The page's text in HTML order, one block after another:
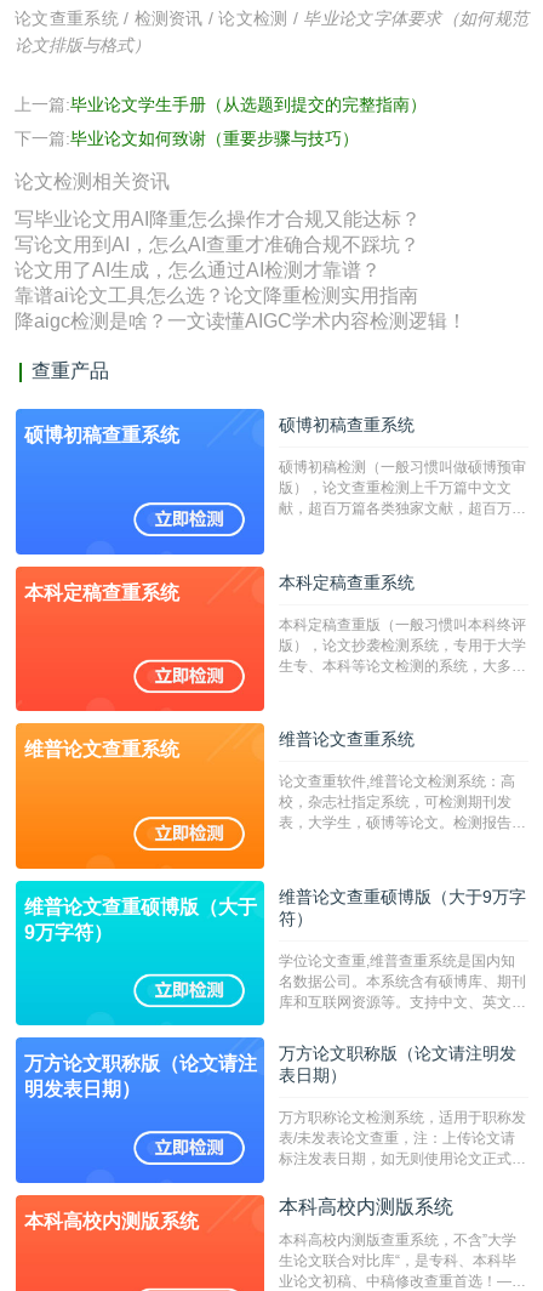
论文查重系统/ 检测资讯 /论文检测 / 毕业论文字体要求（如何规范
论文排版与格式）
上一篇:毕业论文学生手册（从选题到提交的完整指南）
下一篇:毕业论文如何致谢（重要步骤与技巧）
论文检测相关资讯
写毕业论文用AI降重怎么操作才合规又能达标？
写论文用到AI，怎么AI查重才准确合规不踩坑？
论文用了AI生成，怎么通过AI检测才靠谱？
靠谱ai论文工具怎么选？论文降重检测实用指南
降aigc检测是啥？一文读懂AIGC学术内容检测逻辑！
查重产品
硕博初稿查重系统 硕博初稿查重系统
硕博初稿检测（一般习惯叫做硕博预审
版），论文查重检测上千万篇中文文
献，超百万篇各类独家文献，超百万港
校用来检测硕博论文的系统，检测范围
广，数据来源真实，检测算法合理!本
字符数30万）
本科定稿查重系统 本科定稿查重系统
本科定稿查重版（一般习惯叫本科终评
版），论文抄袭检测系统，专用于大学
生专、本科等论文检测的系统，大多数
维普论文查重系统 维普论文查重系统
论文查重软件,维普论文检测系统：高
校，杂志社指定系统，可检测期刊发
表，大学生，硕博等论文。检测报告支
维普论文查重硕博版（大于
9万字符）
维普论文查重硕博版（大于9万字
符）
学位论文查重,维普查重系统是国内知
名数据公司。本系统含有硕博库、期刊
库和互联网资源等。支持中文、英文、
定院校！！！
万方论文职称版（论文请注
明发表日期）
万方论文职称版（论文请注明发
表日期）
万方职称论文检测系统，适用于职称发
表/未发表论文查重，注：上传论文请
标注发表日期，如无则使用论文正式发
成时间作为发表日期。
本科高校内测版系统
本科高校内测版系统
本科高校内测版查重系统，不含”大学
生论文联合对比库“，是专科、本科毕
业论文初稿、中稿修改查重首选！——